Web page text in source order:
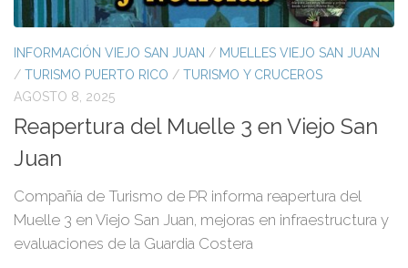
INFORMACIÓN VIEJO SAN JUAN / MUELLES VIEJO SAN JUAN
/ TURISMO PUERTO RICO / TURISMO Y CRUCEROS
AGOSTO 8, 2025
Reapertura del Muelle 3 en Viejo San
Juan
Compañía de Turismo de PR informa reapertura del
Muelle 3 en Viejo San Juan, mejoras en infraestructura y
evaluaciones de la Guardia Costera